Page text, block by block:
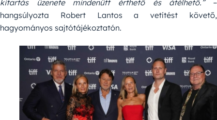
kitartás üzenete mindenütt érthető és átélhető.”–
hangsúlyozta Robert Lantos a vetítést követő,
hagyományos sajtótájékoztatón.